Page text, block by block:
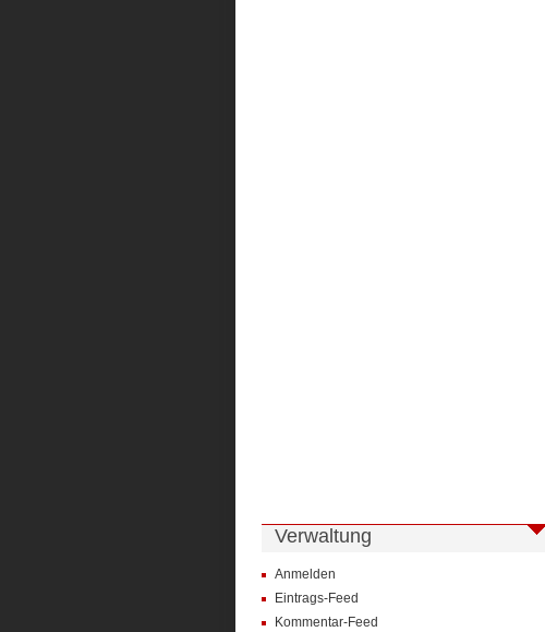
Verwaltung
Anmelden
Eintrags-Feed
Kommentar-Feed